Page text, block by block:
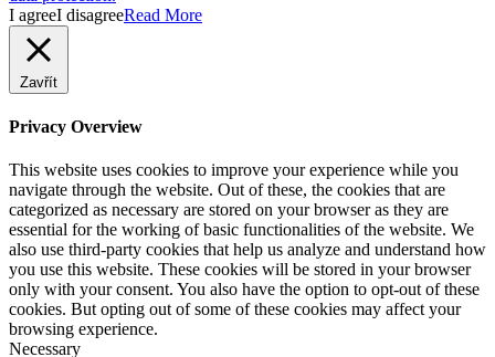
I agreeI disagreeRead More
Zavřít
Privacy Overview
This website uses cookies to improve your experience while you
navigate through the website. Out of these, the cookies that are
categorized as necessary are stored on your browser as they are
essential for the working of basic functionalities of the website. We
also use third-party cookies that help us analyze and understand how
you use this website. These cookies will be stored in your browser
only with your consent. You also have the option to opt-out of these
cookies. But opting out of some of these cookies may affect your
browsing experience.
Necessary